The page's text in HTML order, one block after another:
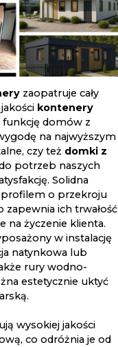
zaopatruje cały
kontenery
funkcję domów z
na najwyższym
czy też domki z
potrzeb naszych
Solidna
o przekroju
zapewnia ich trwałość
na życzenie klienta.
w instalację
natynkowa lub
rury wodno-
estetycznie uktyć
wysokiej jakości
co odróżnia je od